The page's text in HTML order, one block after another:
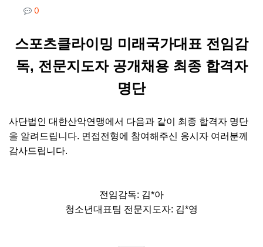
컨텐츠 정보
0
본문
스포츠클라이밍 미래국가대표 전임감
독, 전문지도자 공개채용 최종 합격자
명단
사단법인 대한산악연맹에서 다음과 같이 최종 합격자 명단
을 알려드립니다. 면접전형에 참여해주신 응시자 여러분께
감사드립니다.
전임감독: 김*아
청소년대표팀 전문지도자: 김*영